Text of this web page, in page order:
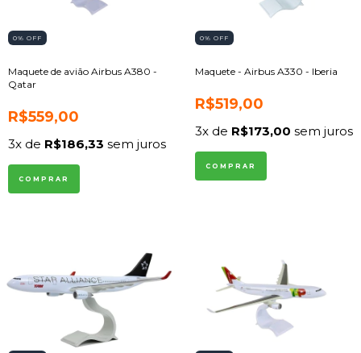
0% OFF
Maquete de avião Airbus A380 -
Qatar
R$559,00
3x de R$186,33 sem juros
0% OFF
Maquete - Airbus A330 - Iberia
R$519,00
3x de R$173,00 sem juros